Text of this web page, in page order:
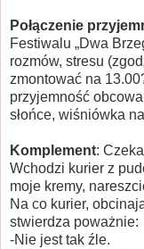
Połączenie
Festiwalu „Dwa
rozmów, stresu
zmontować na
przyjemność
słońce, wiśniówka
Komplement:
Wchodzi kurier z
moje kremy,
Na co kurier,
stwierdza poważnie:
-Nie jest tak źle.